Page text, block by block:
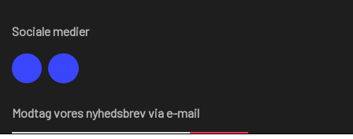
Sociale medier
Modtag vores nyhedsbrev via e-mail